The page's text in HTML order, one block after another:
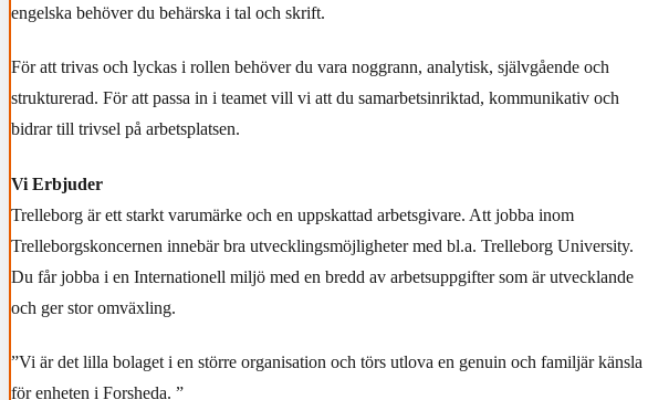
engelska behöver du behärska i tal och skrift.
För att trivas och lyckas i rollen behöver du vara noggrann, analytisk, självgående och
strukturerad. För att passa in i teamet vill vi att du samarbetsinriktad, kommunikativ och
bidrar till trivsel på arbetsplatsen.
Vi Erbjuder
Trelleborg är ett starkt varumärke och en uppskattad arbetsgivare. Att jobba inom
Trelleborgskoncernen innebär bra utvecklingsmöjligheter med bl.a. Trelleborg University.
Du får jobba i en Internationell miljö med en bredd av arbetsuppgifter som är utvecklande
och ger stor omväxling.
”Vi är det lilla bolaget i en större organisation och törs utlova en genuin och familjär känsla
för enheten i Forsheda. ”